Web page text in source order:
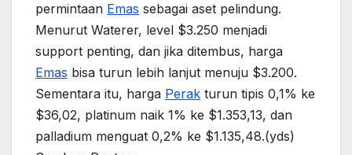
permintaan Emas sebagai aset pelindung.
Menurut Waterer, level $3.250 menjadi
support penting, dan jika ditembus, harga
Emas bisa turun lebih lanjut menuju $3.200.
Sementara itu, harga Perak turun tipis 0,1% ke
$36,02, platinum naik 1% ke $1.353,13, dan
palladium menguat 0,2% ke $1.135,48.(yds)